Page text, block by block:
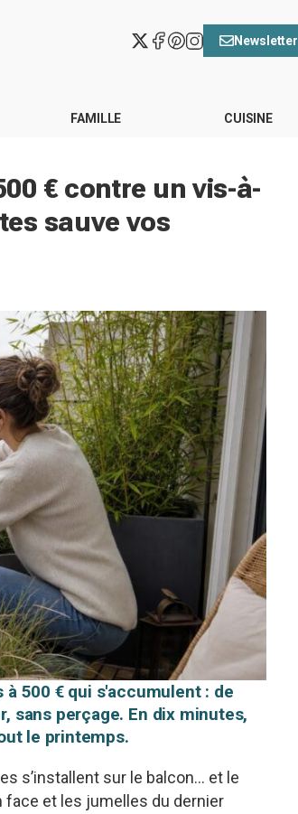
Newsletter
FAMILLE CUISINE
€ contre un vis-à-
sauve vos
500 € qui s'accumulent : de
sans perçage. En dix minutes,
le printemps.
s’installent sur le balcon… et le
face et les jumelles du dernier